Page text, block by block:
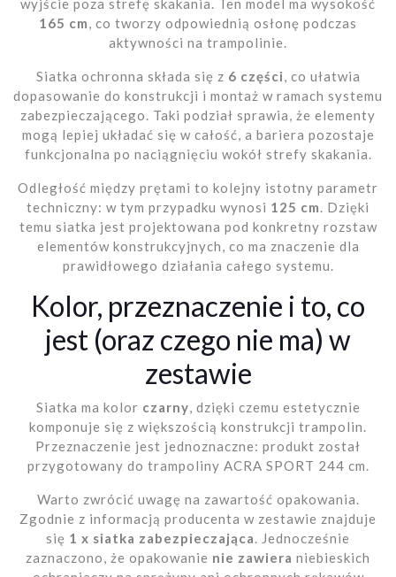
wyjście poza strefę skakania. Ten model ma wysokość
165 cm, co tworzy odpowiednią osłonę podczas
aktywności na trampolinie.
Siatka ochronna składa się z 6 części, co ułatwia
dopasowanie do konstrukcji i montaż w ramach systemu
zabezpieczającego. Taki podział sprawia, że elementy
mogą lepiej układać się w całość, a bariera pozostaje
funkcjonalna po naciągnięciu wokół strefy skakania.
Odległość między prętami to kolejny istotny parametr
techniczny: w tym przypadku wynosi 125 cm. Dzięki
temu siatka jest projektowana pod konkretny rozstaw
elementów konstrukcyjnych, co ma znaczenie dla
prawidłowego działania całego systemu.
Kolor, przeznaczenie i to, co
jest (oraz czego nie ma) w
zestawie
Siatka ma kolor czarny, dzięki czemu estetycznie
komponuje się z większością konstrukcji trampolin.
Przeznaczenie jest jednoznaczne: produkt został
przygotowany do trampoliny ACRA SPORT 244 cm.
Warto zwrócić uwagę na zawartość opakowania.
Zgodnie z informacją producenta w zestawie znajduje
się 1 x siatka zabezpieczająca. Jednocześnie
zaznaczono, że opakowanie nie zawiera niebieskich